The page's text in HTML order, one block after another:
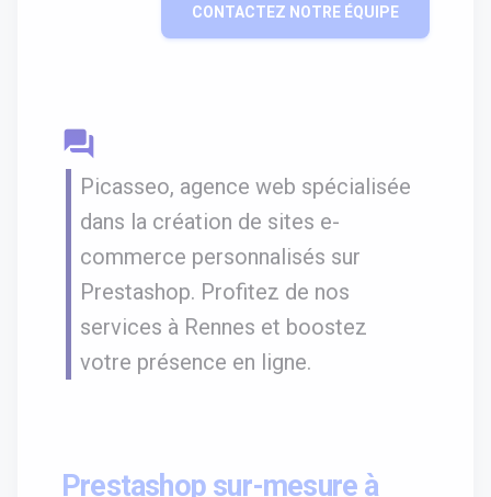
CONTACTEZ NOTRE ÉQUIPE
question_answer
Picasseo, agence web spécialisée
dans la création de sites e-
commerce personnalisés sur
Prestashop. Profitez de nos
services à Rennes et boostez
votre présence en ligne.
Prestashop sur-mesure à